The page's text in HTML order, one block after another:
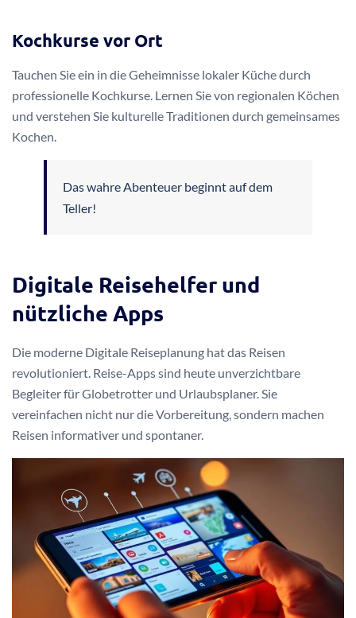
Kochkurse vor Ort
Tauchen Sie ein in die Geheimnisse lokaler Küche durch
professionelle Kochkurse. Lernen Sie von regionalen Köchen
und verstehen Sie kulturelle Traditionen durch gemeinsames
Kochen.
Das wahre Abenteuer beginnt auf dem
Teller!
Digitale Reisehelfer und
nützliche Apps
Die moderne Digitale Reiseplanung hat das Reisen
revolutioniert. Reise-Apps sind heute unverzichtbare
Begleiter für Globetrotter und Urlaubsplaner. Sie
vereinfachen nicht nur die Vorbereitung, sondern machen
Reisen informativer und spontaner.